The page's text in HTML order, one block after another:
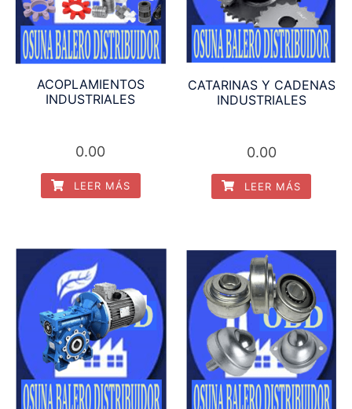
ACOPLAMIENTOS
INDUSTRIALES
0.00
LEER MÁS
CATARINAS Y CADENAS
INDUSTRIALES
0.00
LEER MÁS